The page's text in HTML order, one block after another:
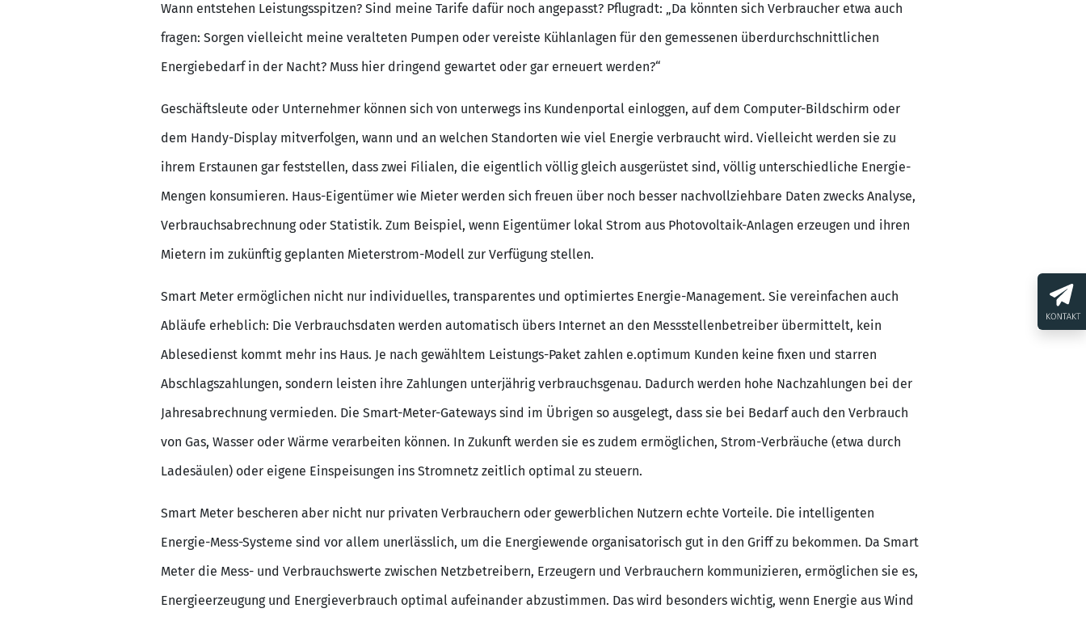
Wann entstehen Leistungsspitzen? Sind meine Tarife dafür noch angepasst? Pflugradt: „Da könnten sich Verbraucher etwa auch
fragen: Sorgen vielleicht meine veralteten Pumpen oder vereiste Kühlanlagen für den gemessenen überdurchschnittlichen
Energiebedarf in der Nacht? Muss hier dringend gewartet oder gar erneuert werden?“
Geschäftsleute oder Unternehmer können sich von unterwegs ins Kundenportal einloggen, auf dem Computer-Bildschirm oder
dem Handy-Display mitverfolgen, wann und an welchen Standorten wie viel Energie verbraucht wird. Vielleicht werden sie zu
ihrem Erstaunen gar feststellen, dass zwei Filialen, die eigentlich völlig gleich ausgerüstet sind, völlig unterschiedliche Energie-
Mengen konsumieren. Haus-Eigentümer wie Mieter werden sich freuen über noch besser nachvollziehbare Daten zwecks Analyse,
Verbrauchsabrechnung oder Statistik. Zum Beispiel, wenn Eigentümer lokal Strom aus Photovoltaik-Anlagen erzeugen und ihren
Mietern im zukünftig geplanten Mieterstrom-Modell zur Verfügung stellen.
Smart Meter ermöglichen nicht nur individuelles, transparentes und optimiertes Energie-Management. Sie vereinfachen auch
Abläufe erheblich: Die Verbrauchsdaten werden automatisch übers Internet an den Messstellenbetreiber übermittelt, kein
Ablesedienst kommt mehr ins Haus. Je nach gewähltem Leistungs-Paket zahlen e.optimum Kunden keine fixen und starren
Abschlagszahlungen, sondern leisten ihre Zahlungen unterjährig verbrauchsgenau. Dadurch werden hohe Nachzahlungen bei der
Jahresabrechnung vermieden. Die Smart-Meter-Gateways sind im Übrigen so ausgelegt, dass sie bei Bedarf auch den Verbrauch
von Gas, Wasser oder Wärme verarbeiten können. In Zukunft werden sie es zudem ermöglichen, Strom-Verbräuche (etwa durch
Ladesäulen) oder eigene Einspeisungen ins Stromnetz zeitlich optimal zu steuern.
Smart Meter bescheren aber nicht nur privaten Verbrauchern oder gewerblichen Nutzern echte Vorteile. Die intelligenten
Energie-Mess-Systeme sind vor allem unerlässlich, um die Energiewende organisatorisch gut in den Griff zu bekommen. Da Smart
Meter die Mess- und Verbrauchswerte zwischen Netzbetreibern, Erzeugern und Verbrauchern kommunizieren, ermöglichen sie es,
Energieerzeugung und Energieverbrauch optimal aufeinander abzustimmen. Das wird besonders wichtig, wenn Energie aus Wind